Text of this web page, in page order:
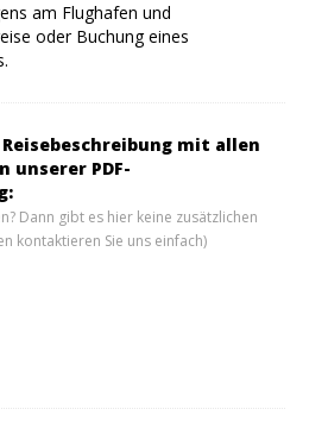
am Flughafen und
oder Buchung eines
mit allen
unserer PDF-
Dann gibt es hier keine zusätzlichen
kontaktieren Sie uns einfach)